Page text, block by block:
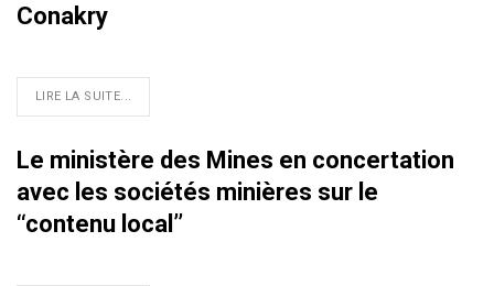
Conakry
LIRE LA SUITE...
Le ministère des Mines en concertation
avec les sociétés minières sur le
‘‘contenu local’’